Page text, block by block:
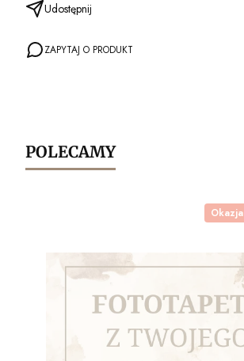
Udostępnij
ZAPYTAJ O PRODUKT
POLECAMY
Okazja